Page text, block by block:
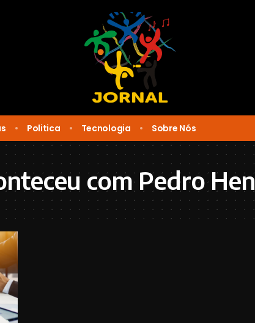
Politica Tecnologia Sobre Nós
com Pedro